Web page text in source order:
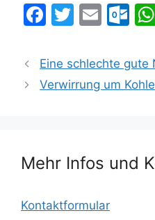
F
c
e
k
T
itt
er
E
ai
l
O
lo
o
m
Eine schlechte gute
Verwirrung um
Mehr Infos und
Kontaktformular